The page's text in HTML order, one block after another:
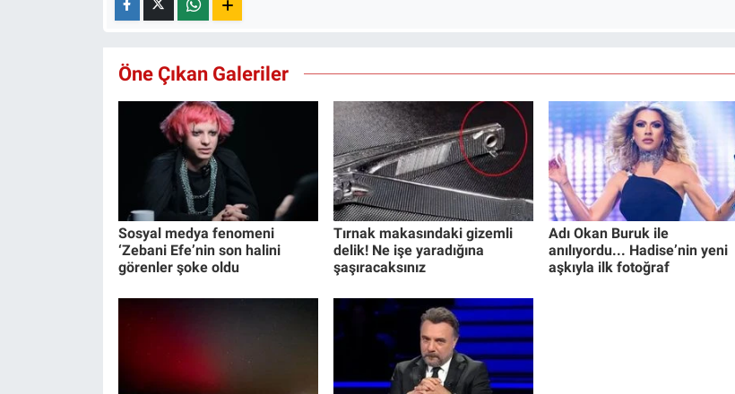
Öne Çıkan Galeriler
Sosyal medya fenomeni
‘Zebani Efe’nin son halini
görenler şoke oldu
Tırnak makasındaki gizemli
delik! Ne işe yaradığına
şaşıracaksınız
Adı Okan Buruk ile
anılıyordu... Hadise’nin yeni
aşkıyla ilk fotoğraf